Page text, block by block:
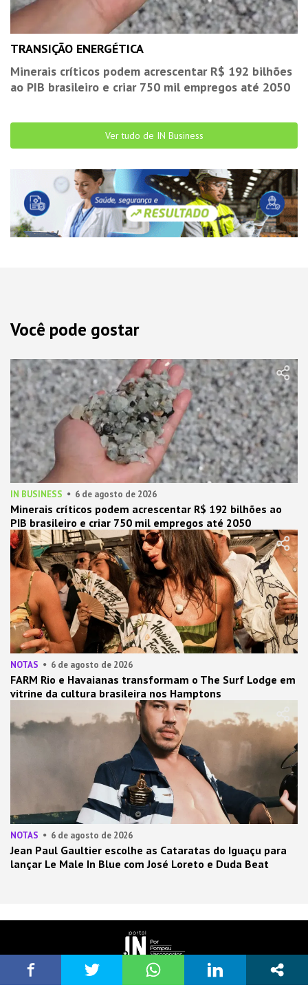
TRANSIÇÃO ENERGÉTICA
Minerais críticos podem acrescentar R$ 192 bilhões
ao PIB brasileiro e criar 750 mil empregos até 2050
Ver tudo de IN Business
Você pode gostar
IN BUSINESS 6 de agosto de 2026
Minerais críticos podem acrescentar R$ 192 bilhões ao
PIB brasileiro e criar 750 mil empregos até 2050
NOTAS 6 de agosto de 2026
FARM Rio e Havaianas transformam o The Surf Lodge em
vitrine da cultura brasileira nos Hamptons
NOTAS 6 de agosto de 2026
Jean Paul Gaultier escolhe as Cataratas do Iguaçu para
lançar Le Male In Blue com José Loreto e Duda Beat